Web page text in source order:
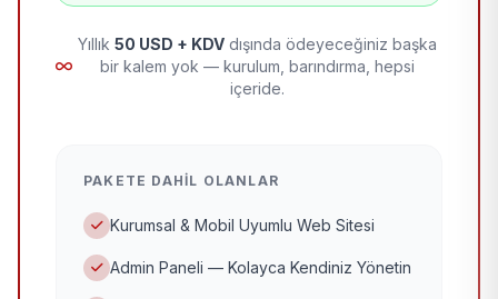
Yıllık 50 USD + KDV dışında ödeyeceğiniz başka
bir kalem yok — kurulum, barındırma, hepsi
içeride.
PAKETE DAHIL OLANLAR
Kurumsal & Mobil Uyumlu Web Sitesi
Admin Paneli — Kolayca Kendiniz Yönetin